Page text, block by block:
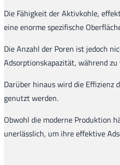
Die Fähigkeit der Aktivkohle,
eine enorme spezifische
Die Anzahl der Poren ist jedoch
Adsorptionskapazität, während
Darüber hinaus wird die Effizienz
genutzt werden.
Obwohl die moderne Produktion
unerlässlich, um ihre effektive